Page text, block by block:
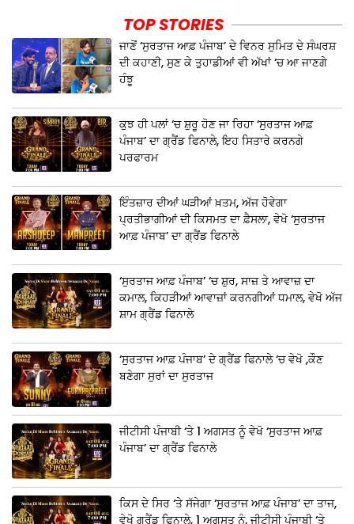
TOP STORIES
ਜਾਣੋਂ ‘ਸੁਰਤਾਜ ਆਫ਼ ਪੰਜਾਬ’ ਦੇ ਵਿਨਰ ਸੁਮਿਤ ਦੇ ਸੰਘਰਸ਼
ਦੀ ਕਹਾਣੀ, ਸੁਣ ਕੇ ਤੁਹਾਡੀਆਂ ਵੀ ਅੱਖਾਂ ‘ਚ ਆ ਜਾਣਗੇ
ਹੰਝੂ
ਕੁਝ ਹੀ ਪਲਾਂ ‘ਚ ਸ਼ੁਰੂ ਹੋਣ ਜਾ ਰਿਹਾ ‘ਸੁਰਤਾਜ ਆਫ਼
ਪੰਜਾਬ’ ਦਾ ਗ੍ਰੈਂਡ ਫਿਨਾਲੇ, ਇਹ ਸਿਤਾਰੇ ਕਰਨਗੇ
ਪਰਫਾਰਮ
ਇੰਤਜ਼ਾਰ ਦੀਆਂ ਘੜੀਆਂ ਖ਼ਤਮ, ਅੱਜ ਹੋਵੇਗਾ
ਪ੍ਰਤੀਭਾਗੀਆਂ ਦੀ ਕਿਸਮਤ ਦਾ ਫ਼ੈਸਲਾ, ਵੇਖੋ ‘ਸੁਰਤਾਜ
ਆਫ਼ ਪੰਜਾਬ’ ਦਾ ਗ੍ਰੈਂਡ ਫਿਨਾਲੇ
‘ਸੁਰਤਾਜ ਆਫ਼ ਪੰਜਾਬ’ ‘ਚ ਸ਼ੁਰ, ਸਾਜ਼ ਤੇ ਆਵਾਜ਼ ਦਾ
ਕਮਾਲ, ਕਿਹੜੀਆਂ ਆਵਾਜ਼ਾਂ ਕਰਨਗੀਆਂ ਧਮਾਲ, ਵੇਖੋ ਅੱਜ
ਸ਼ਾਮ ਗ੍ਰੈਂਡ ਫਿਨਾਲੇ
‘ਸੁਰਤਾਜ ਆਫ਼ ਪੰਜਾਬ’ ਦੇ ਗ੍ਰੈਂਡ ਫਿਨਾਲੇ ‘ਚ ਵੇਖੋ ,ਕੌਣ
ਬਣੇਗਾ ਸੁਰਾਂ ਦਾ ਸੁਰਤਾਜ
ਜੀਟੀਸੀ ਪੰਜਾਬੀ ‘ਤੇ 1 ਅਗਸਤ ਨੂੰ ਵੇਖੋ ‘ਸੁਰਤਾਜ ਆਫ਼
ਪੰਜਾਬ’ ਦਾ ਗ੍ਰੈਂਡ ਫਿਨਾਲੇ
ਕਿਸ ਦੇ ਸਿਰ ‘ਤੇ ਸੱਜੇਗਾ ‘ਸੁਰਤਾਜ ਆਫ਼ ਪੰਜਾਬ’ ਦਾ ਤਾਜ,
ਵੇਖੋ ਗ੍ਰੈਂਡ ਫਿਨਾਲੇ, 1 ਅਗਸਤ ਨੂੰ, ਜੀਟੀਸੀ ਪੰਜਾਬੀ ‘ਤੇ